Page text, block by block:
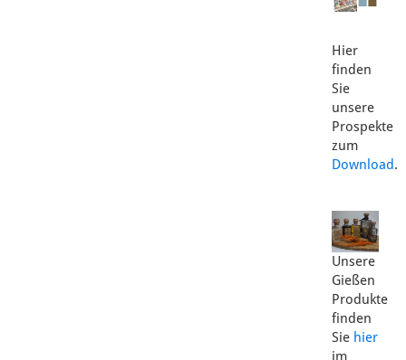
Hier
finden
Sie
unsere
Prospekte
zum
Download.
Unsere
Gießen
Produkte
finden
Sie hier
im